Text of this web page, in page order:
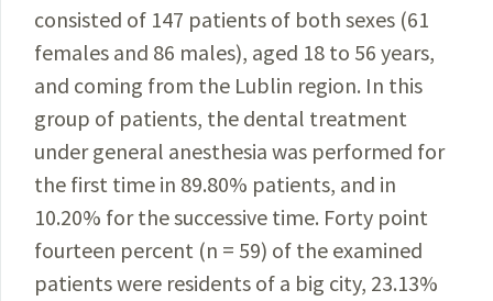
consisted of 147 patients of both sexes (61
females and 86 males), aged 18 to 56 years,
and coming from the Lublin region. In this
group of patients, the dental treatment
under general anesthesia was performed for
the first time in 89.80% patients, and in
10.20% for the successive time. Forty point
fourteen percent (n = 59) of the examined
patients were residents of a big city, 23.13%